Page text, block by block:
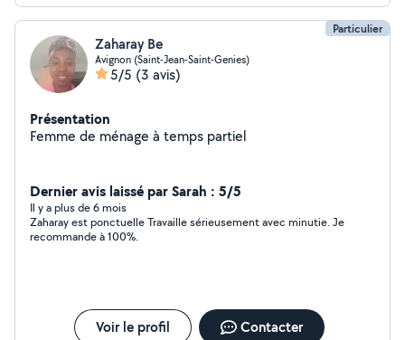
Particulier
Zaharay Be
Avignon (Saint-Jean-Saint-Genies)
5/5 (3 avis)
Présentation
Femme de ménage à temps partiel
Dernier avis laissé par Sarah : 5/5
Il y a plus de 6 mois
Zaharay est ponctuelle Travaille sérieusement avec minutie. Je
recommande à 100%.
Voir le profil Contacter